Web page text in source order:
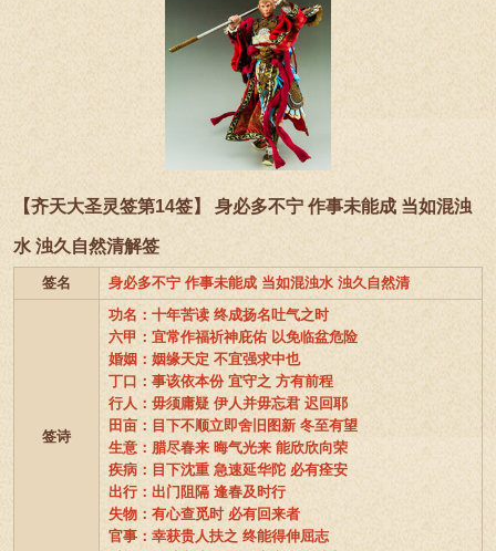
【齐天大圣灵签第14签】 身必多不宁 作事未能成 当如混浊
水 浊久自然清解签
签名 身必多不宁 作事未能成 当如混浊水 浊久自然清
签诗
功名：十年苦读 终成扬名吐气之时
六甲：宜常作福祈神庇佑 以免临盆危险
婚姻：姻缘天定 不宜强求中也
丁口：事该依本份 宜守之 方有前程
行人：毋须庸疑 伊人并毋忘君 迟回耶
田亩：目下不顺立即舍旧图新 冬至有望
生意：腊尽春来 晦气光来 能欣欣向荣
疾病：目下沈重 急速延华陀 必有痊安
出行：出门阻隔 逢春及时行
失物：有心查觅时 必有回来者
官事：幸获贵人扶之 终能得伸屈志